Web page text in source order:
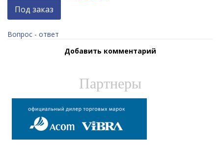
Под заказ
Вопрос - ответ
Добавить комментарий
Партнеры